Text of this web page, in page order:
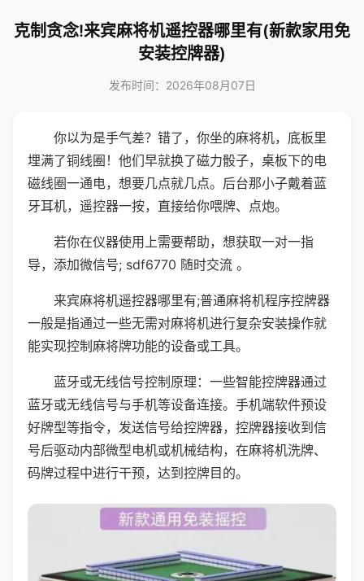
克制贪念!来宾麻将机遥控器哪里有(新款家用免
安装控牌器)
发布时间：2026年08月07日
你以为是手气差？错了，你坐的麻将机，底板里
埋满了铜线圈！他们早就换了磁力骰子，桌板下的电
磁线圈一通电，想要几点就几点。后台那小子戴着蓝
牙耳机，遥控器一按，直接给你喂牌、点炮。
若你在仪器使用上需要帮助，想获取一对一指
导，添加微信号; sdf6770 随时交流 。
来宾麻将机遥控器哪里有;普通麻将机程序控牌器
一般是指通过一些无需对麻将机进行复杂安装操作就
能实现控制麻将牌功能的设备或工具。
蓝牙或无线信号控制原理：一些智能控牌器通过
蓝牙或无线信号与手机等设备连接。手机端软件预设
好牌型等指令，发送信号给控牌器，控牌器接收到信
号后驱动内部微型电机或机械结构，在麻将机洗牌、
码牌过程中进行干预，达到控牌目的。